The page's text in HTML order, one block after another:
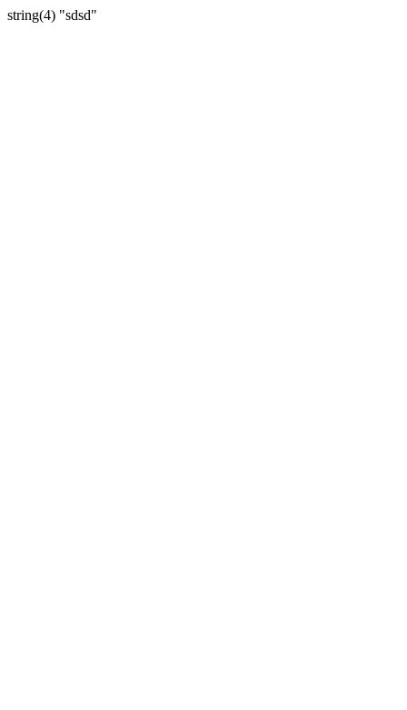
string(4) "sdsd"